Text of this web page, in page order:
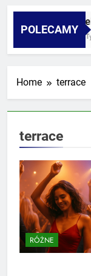
POLECAMY
3
Home terrace
terrace
RÓŻNE